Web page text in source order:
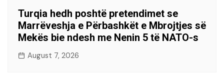
Turqia hedh poshtë pretendimet se
Marrëveshja e Përbashkët e Mbrojtjes së
Mekës bie ndesh me Nenin 5 të NATO-s
August 7, 2026